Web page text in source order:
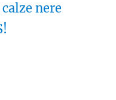
nere